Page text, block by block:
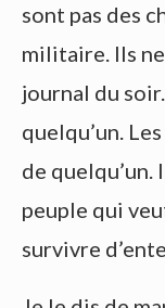
sont pas des
militaire. Ils
journal du
quelqu’un.
de quelqu’un.
peuple qui
survivre